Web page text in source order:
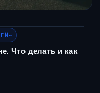
Что делать и как